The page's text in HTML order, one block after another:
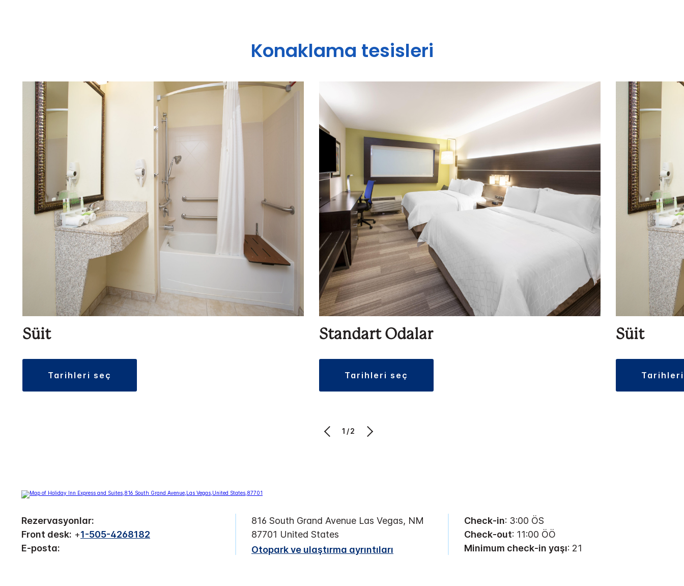
Konaklama tesisleri
Süit
tarihleri seç
Standart Odalar
tarihleri seç
Süit
1/2
Rezervasyonlar:
Front desk: +1-505-4268182
E-posta:
816 South Grand Avenue Las Vegas, NM
87701 United States
Otopark ve ulaştırma ayrıntıları
Check-in: 3:00 ÖS
Check-out: 11:00 ÖÖ
Minimum check-in yaşı: 21